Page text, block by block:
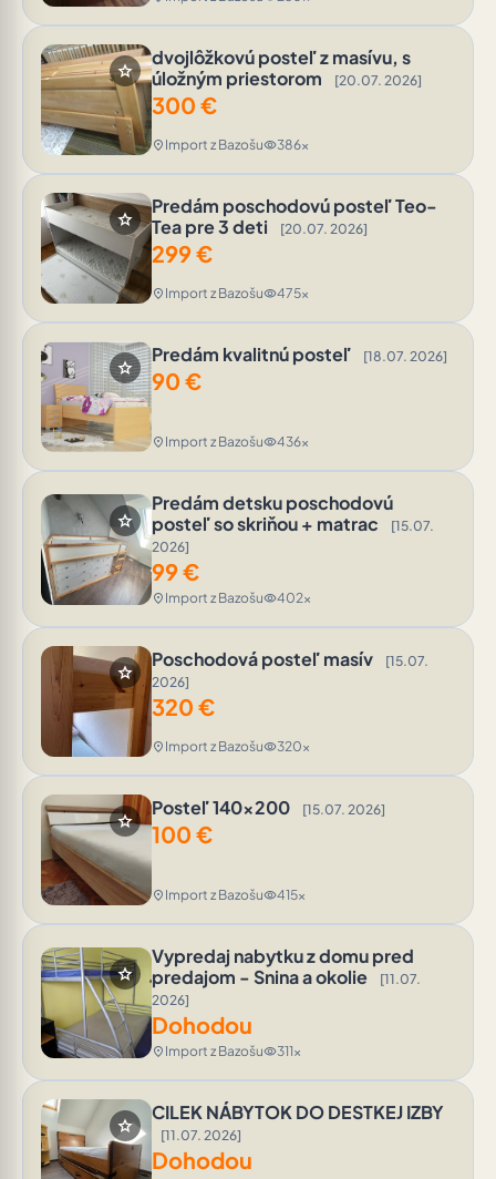
star
dvojlôžkovú posteľ z masívu, s
úložným priestorom
[20.07. 2026]
300 €
location_on Import z Bazošuvisibility386x
star
Predám poschodovú posteľ Teo-
Tea pre 3 deti
[20.07. 2026]
299€
location_on Import z Bazošuvisibility475x
star
Predám kvalitnú posteľ [18.07. 2026]
90 €
location_on Import z Bazošuvisibility436x
star
Predám detsku poschodovú
posteľ so skriňou + matrac
[15.07.
2026]
99€
location_on Import z Bazošuvisibility402x
star
Poschodová posteľ masív
[15.07.
2026]
320 €
location_on Import z Bazošuvisibility320x
star
Posteľ 140x200 [15.07. 2026]
100 €
location_on Import z Bazošuvisibility415x
star
Vypredaj nabytku z domu pred
predajom - Snina a okolie
[11.07.
2026]
Dohodou
location_on Import z Bazošuvisibility311x
star
CILEK NÁBYTOK DO DESTKEJ IZBY
[11.07. 2026]
Dohodou